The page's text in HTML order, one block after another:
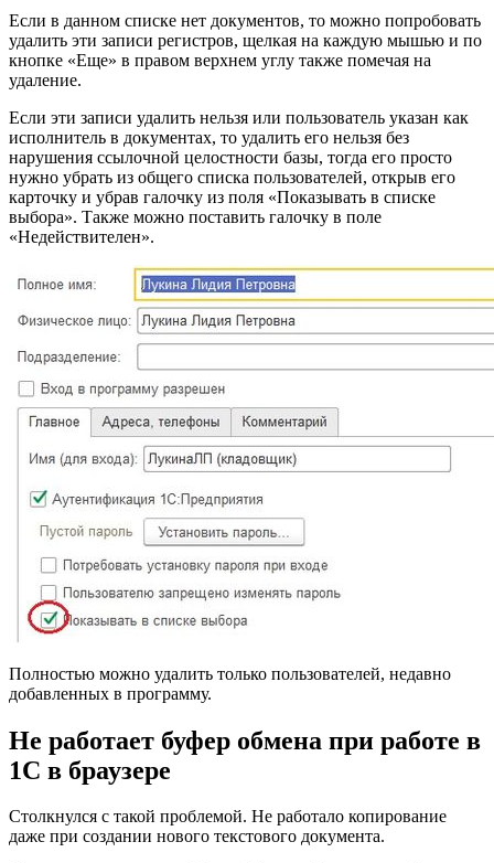
Если в данном списке нет документов, то можно попробовать
удалить эти записи регистров, щелкая на каждую мышью и по
кнопке «Еще» в правом верхнем углу также помечая на
удаление.
Если эти записи удалить нельзя или пользователь указан как
исполнитель в документах, то удалить его нельзя без
нарушения ссылочной целостности базы, тогда его просто
нужно убрать из общего списка пользователей, открыв его
карточку и убрав галочку из поля «Показывать в списке
выбора». Также можно поставить галочку в поле
«Недействителен».
Полностью можно удалить только пользователей, недавно
добавленных в программу.
Не работает буфер обмена при работе в
1С в браузере
Столкнулся с такой проблемой. Не работало копирование
даже при создании нового текстового документа.